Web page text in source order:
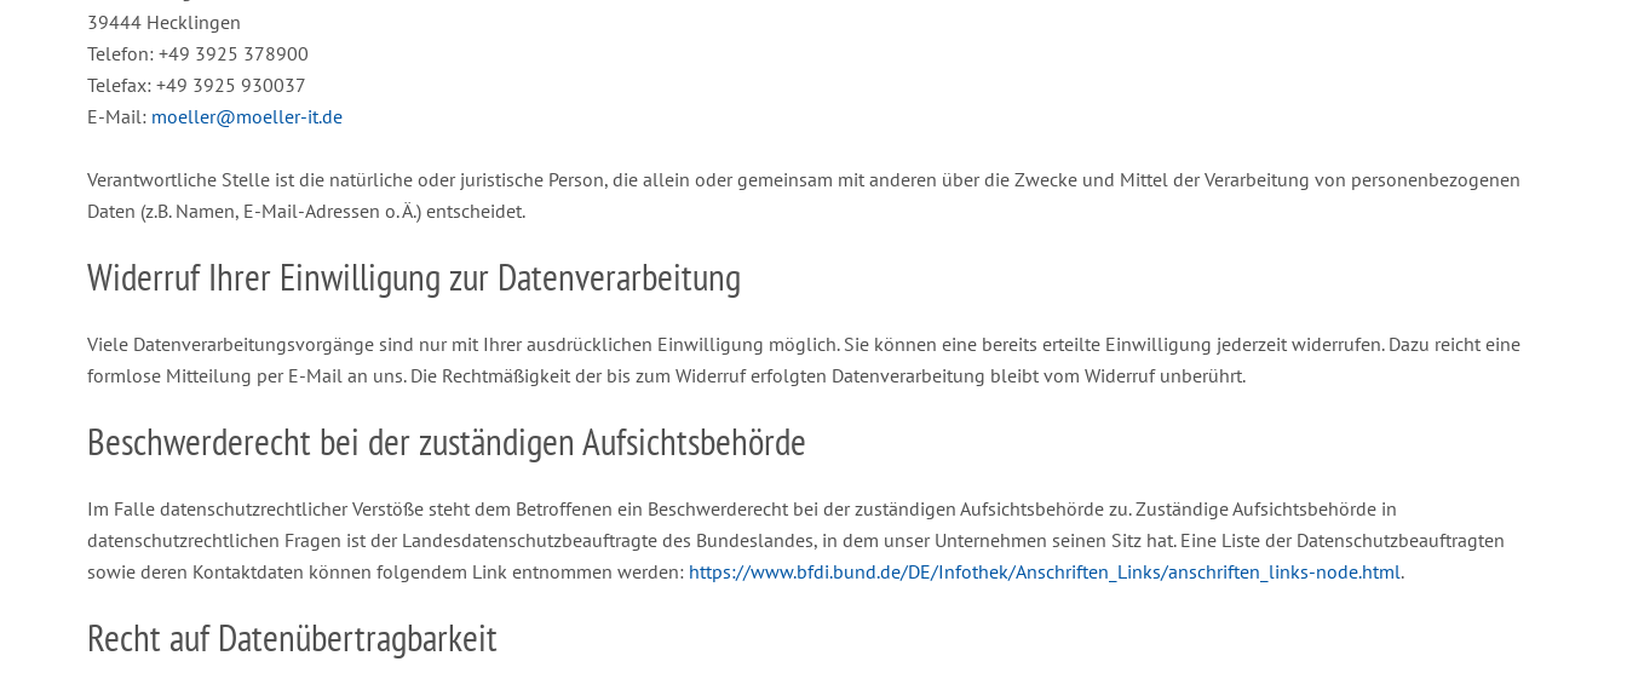
39444 Hecklingen
Telefon: +49 3925 378900
Telefax: +49 3925 930037
E-Mail: moeller@moeller-it.de
Verantwortliche Stelle ist die natürliche oder juristische Person, die allein oder gemeinsam mit anderen über die Zwecke und Mittel der Verarbeitung von personenbezogenen
Daten (z.B. Namen, E-Mail-Adressen o. Ä.) entscheidet.
Widerruf Ihrer Einwilligung zur Datenverarbeitung
Viele Datenverarbeitungsvorgänge sind nur mit Ihrer ausdrücklichen Einwilligung möglich. Sie können eine bereits erteilte Einwilligung jederzeit widerrufen. Dazu reicht eine
formlose Mitteilung per E-Mail an uns. Die Rechtmäßigkeit der bis zum Widerruf erfolgten Datenverarbeitung bleibt vom Widerruf unberührt.
Beschwerderecht bei der zuständigen Aufsichtsbehörde
Im Falle datenschutzrechtlicher Verstöße steht dem Betroffenen ein Beschwerderecht bei der zuständigen Aufsichtsbehörde zu. Zuständige Aufsichtsbehörde in
datenschutzrechtlichen Fragen ist der Landesdatenschutzbeauftragte des Bundeslandes, in dem unser Unternehmen seinen Sitz hat. Eine Liste der Datenschutzbeauftragten
sowie deren Kontaktdaten können folgendem Link entnommen werden: https://www.bfdi.bund.de/DE/Infothek/Anschriften_Links/anschriften_links-node.html.
Recht auf Datenübertragbarkeit